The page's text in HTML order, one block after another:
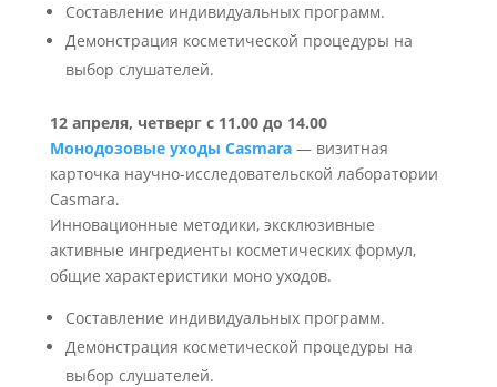
Составление индивидуальных программ.
Демонстрация косметической процедуры на
выбор слушателей.
12 апреля, четверг с 11.00 до 14.00
Монодозовые уходы Casmara— визитная
карточка научно-исследовательской лаборатории
Casmara.
Инновационные методики, эксклюзивные
активные ингредиенты косметических формул,
общие характеристики моно уходов.
Составление индивидуальных программ.
Демонстрация косметической процедуры на
выбор слушателей.